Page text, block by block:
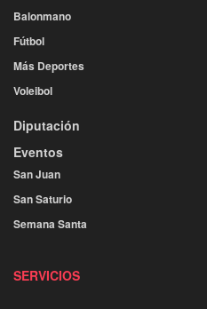
Balonmano
Fútbol
Más Deportes
Voleibol
Diputación
Eventos
San Juan
San Saturio
Semana Santa
SERVICIOS